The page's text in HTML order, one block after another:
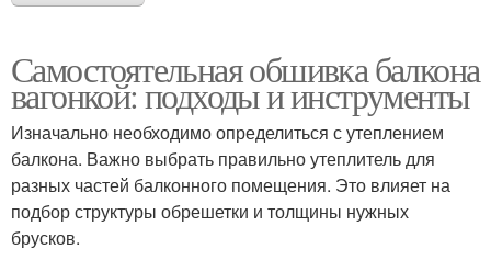
Самостоятельная обшивка балкона
вагонкой: подходы и инструменты
Изначально необходимо определиться с утеплением
балкона. Важно выбрать правильно утеплитель для
разных частей балконного помещения. Это влияет на
подбор структуры обрешетки и толщины нужных
брусков.